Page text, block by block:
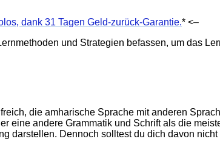
dank 31 Tagen Geld-zurück-Garantie.* <–
und Strategien befassen, um das
die amharische Sprache mit anderen
eine andere Grammatik und Schrift als die
darstellen. Dennoch solltest du dich davon nicht